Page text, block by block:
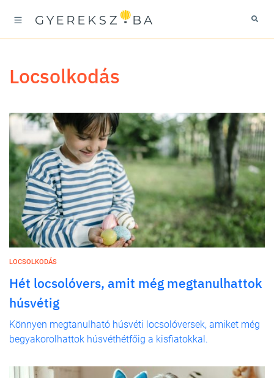
locsolkodás
LOCSOLKODÁS
Hét locsolóvers, amit még megtanulhattok
húsvétig
Könnyen megtanulható húsvéti locsolóversek, amiket még
begyakorolhattok húsvéthétfőig a kisfiatokkal.